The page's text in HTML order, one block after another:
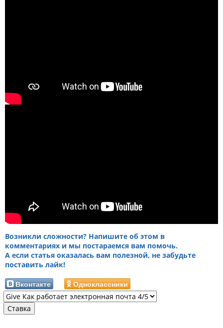
Возникли сложности? Напишите об этом в
комментариях и мы постараемся вам помочь.
А если статья оказалась вам полезной, не забудьте
поставить лайк!
Вконтакте Одноклассники